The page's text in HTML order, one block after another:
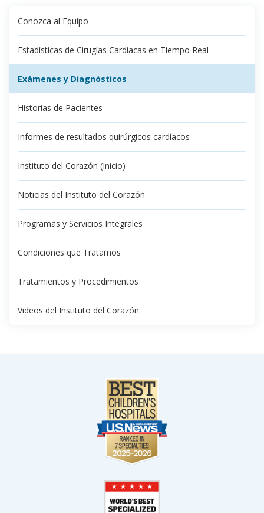
Conozca al Equipo
Estadísticas de Cirugías Cardíacas en Tiempo Real
Exámenes y Diagnósticos
Historias de Pacientes
Informes de resultados quirúrgicos cardíacos
Instituto del Corazón (Inicio)
Noticias del Instituto del Corazón
Programas y Servicios Integrales
Condiciones que Tratamos
Tratamientos y Procedimientos
Videos del Instituto del Corazón